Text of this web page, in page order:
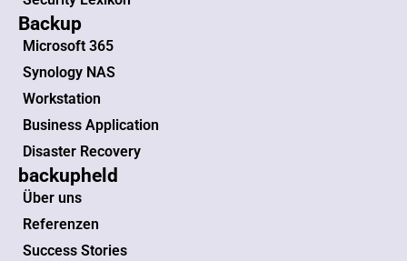
Backup
Microsoft 365
Synology NAS
Workstation
Business Application
Disaster Recovery
backupheld
Über uns
Referenzen
Success Stories